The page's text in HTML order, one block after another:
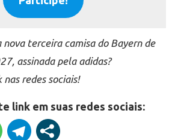
nova terceira camisa do Bayern de
assinada pela adidas?
redes sociais!
link em suas redes sociais: